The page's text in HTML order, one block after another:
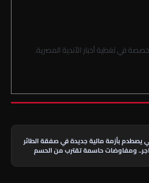
في تغطية أخبار الأندية المصرية.
يصطدم بأزمة مالية جديدة في صفقة الطائر
ومفاوضات حاسمة تقترب من الحسم